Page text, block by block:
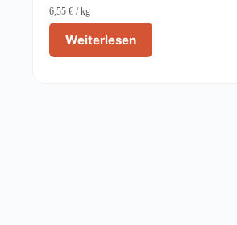
Weiterlesen
6,55 € /kg